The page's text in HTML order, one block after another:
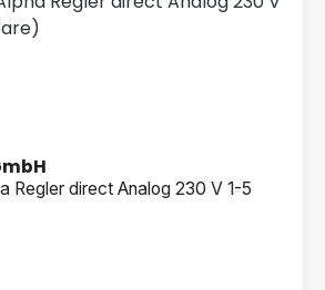
Regler direct Analog 230 V 1-5